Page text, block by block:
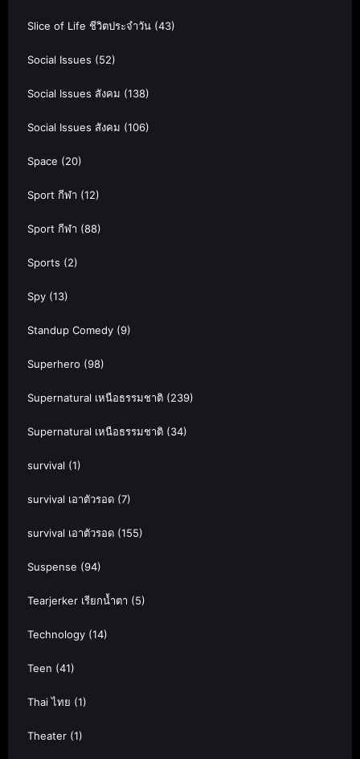
Slice of Life ชีวิตประจำวัน (43)
Social Issues (52)
Social Issues สังคม (138)
Social Issues สังคม (106)
Space (20)
Sport กีฬา (12)
Sport กีฬา (88)
Sports (2)
Spy (13)
Standup Comedy (9)
Superhero (98)
Supernatural เหนือธรรมชาติ (239)
Supernatural เหนือธรรมชาติ (34)
survival (1)
survival เอาตัวรอด (7)
survival เอาตัวรอด (155)
Suspense (94)
Tearjerker เรียกน้ำตา (5)
Technology (14)
Teen (41)
Thai ไทย (1)
Theater (1)